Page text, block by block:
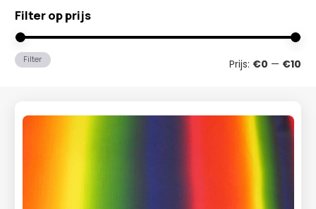
Filter op prijs
Filter Prijs: €0 — €10